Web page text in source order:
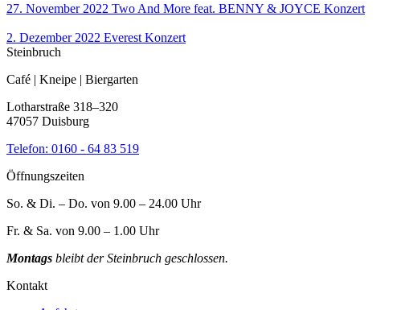
27. November 2022 Two And More feat. BENNY & JOYCE Konzert
2. Dezember 2022 Everest Konzert
Steinbruch
Café | Kneipe | Biergarten
Lotharstraße 318–320
47057 Duisburg
Telefon: 0160 - 64 83 519
Öffnungszeiten
So. & Di. – Do. von 9.00 – 24.00 Uhr
Fr. & Sa. von 9.00 – 1.00 Uhr
Montags bleibt der Steinbruch geschlossen.
Kontakt